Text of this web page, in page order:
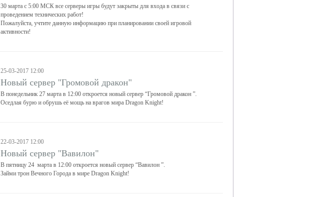
30 марта с 5:00 МСК все серверы игры будут закрыты для входа в связи с
проведением технических работ!
Пожалуйста, учтите данную информацию при планировании своей игровой
активности!
25-03-2017 12:00
Новый сервер "Громовой дракон"
В понедельник 27 марта в 12:00 откроется новый сервер “Громовой дракон ”.
Оседлая бурю и обрушь её мощь на врагов мира Dragon Knight!
22-03-2017 12:00
Новый сервер "Вавилон"
В пятницу 24 марта в 12:00 откроется новый сервер “Вавилон ”.
Займи трон Вечного Города в мире Dragon Knight!